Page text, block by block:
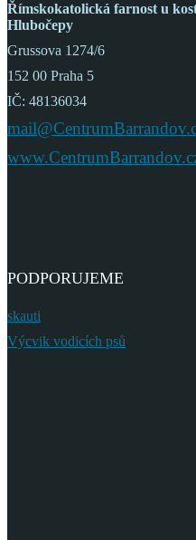
Římskokatolická farnost u
Hlubočepy
Grussova 1274/6
152 00 Praha 5
IČ: 48136034
PODPORUJEME
skauti
Výcvik vodicích psů